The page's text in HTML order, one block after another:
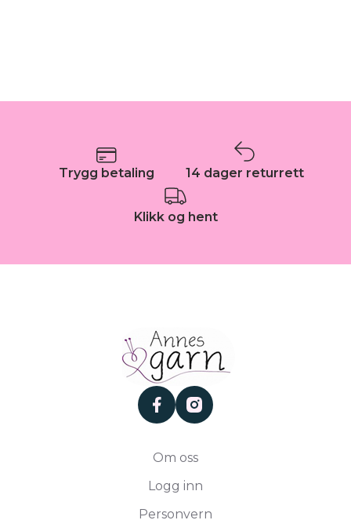
Trygg betaling 14 dager returrett
Klikk og hent
facebookinstagram
Om oss
Logg inn
Personvern